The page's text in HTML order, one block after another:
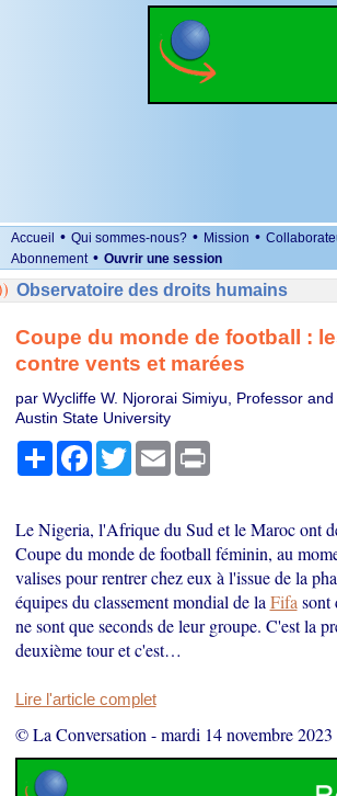
Accueil • Qui sommes-nous? • Mission •
Abonnement • Ouvrir une session
Observatoire des droits humains
Coupe du monde de football :
contre vents et marées
par Wycliffe W. Njororai Simiyu, Professor
Austin State University
PartagerFacebook
TwitterEmail Print
Le Nigeria, l'Afrique du Sud et le Maroc ont
Coupe du monde de football féminin, au
valises pour rentrer chez eux à l'issue de la
équipes du classement mondial de la Fifa sont
ne sont que seconds de leur groupe. C'est la
deuxième tour et c'est…
Lire l'article complet
© La Conversation -mardi 14 novembre 2023